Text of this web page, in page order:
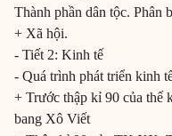
Thành phần dân tộc. Phân
+ Xã hội.
- Tiết 2: Kinh tế
- Quá trình phát triển kinh
+ Trước thập kỉ 90 của thế
bang Xô Viết